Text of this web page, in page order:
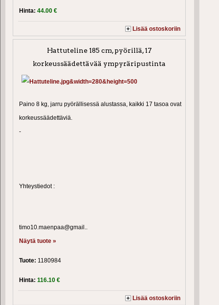
Hinta: 44.00 €
Lisää ostoskoriin
Hattuteline 185 cm, pyörillä, 17
korkeussäädettävää ympyräripustinta
Paino 8 kg, jarru pyörällisessä alustassa, kaikki 17 tasoa ovat
korkeussäädettäviä.
-
Yhteystiedot :
timo10.maenpaa@gmail..
Näytä tuote »
Tuote: 1180984
Hinta: 116.10 €
Lisää ostoskoriin